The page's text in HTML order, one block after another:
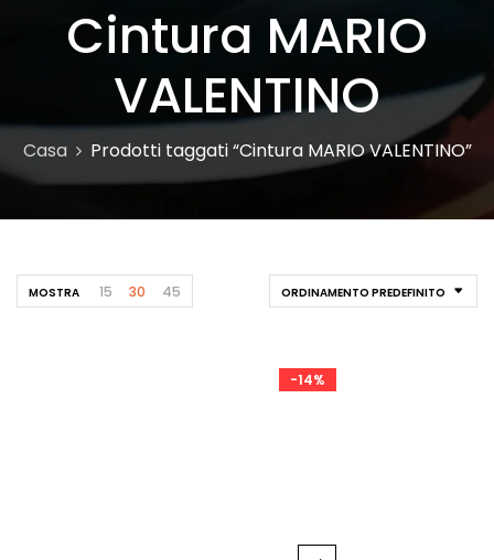
Cintura MARIO
VALENTINO
Casa Prodotti taggati “Cintura MARIO VALENTINO”
ORDINAMENTO PREDEFINITO
MOSTRA 15 30 45
-14%